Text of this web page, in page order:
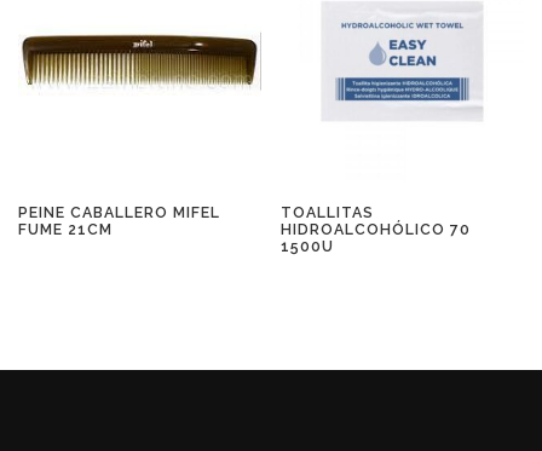
PEINE CABALLERO MIFEL
FUME 21CM
TOALLITAS
HIDROALCOHÓLICO 70
1500U